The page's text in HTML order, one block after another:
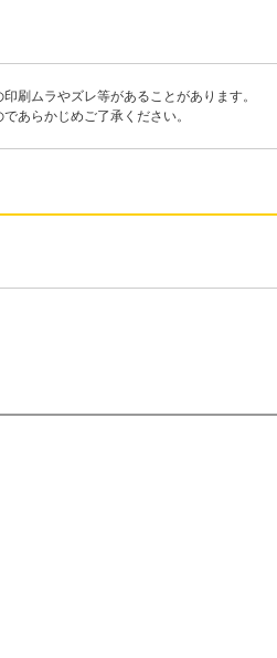
刷ムラやズレ等があることがあります。
あらかじめご了承ください。